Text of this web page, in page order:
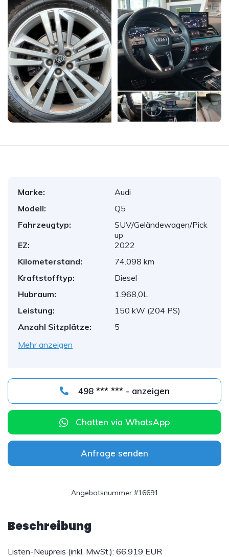
Marke:
Audi
Modell:
Q5
Fahrzeugtyp:
SUV/Geländewagen/Pick
up
EZ:
2022
Kilometerstand:
74.098 km
Kraftstofftyp:
Diesel
Hubraum:
1.968,0L
Leistung:
150 kW (204 PS)
Anzahl Sitzplätze:
5
Mehr anzeigen
498 *** *** - anzeigen
Chatten via WhatsApp
Anfrage senden
Angebotsnummer #16691
Beschreibung
Listen-Neupreis (inkl. MwSt.): 66.919 EUR